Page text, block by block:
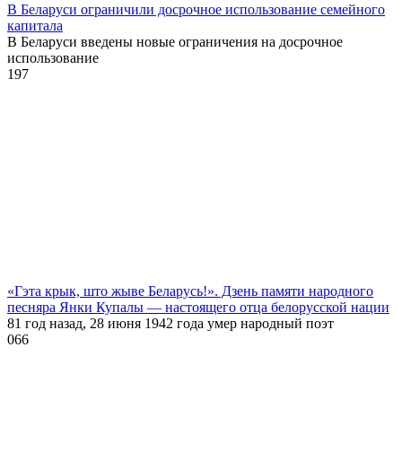
В Беларуси ограничили досрочное использование семейного
капитала
В Беларуси введены новые ограничения на досрочное
использование
197
«Гэта крык, што жыве Беларусь!». Дзень памяти народного
песняра Янки Купалы — настоящего отца белорусской нации
81 год назад, 28 июня 1942 года умер народный поэт
066